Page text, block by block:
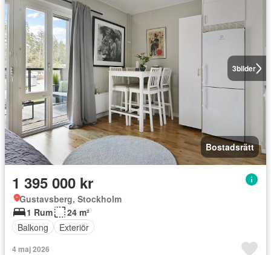
3bilder
Bostadsrätt
1 395 000 kr
Gustavsberg, Stockholm
1 Rum
24 m²
Balkong
Exteriör
4 maj 2026